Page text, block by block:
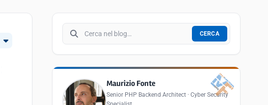
Cerca nel blog
CERCA
Maurizio Fonte
Senior PHP Backend Architect · Cyber Security